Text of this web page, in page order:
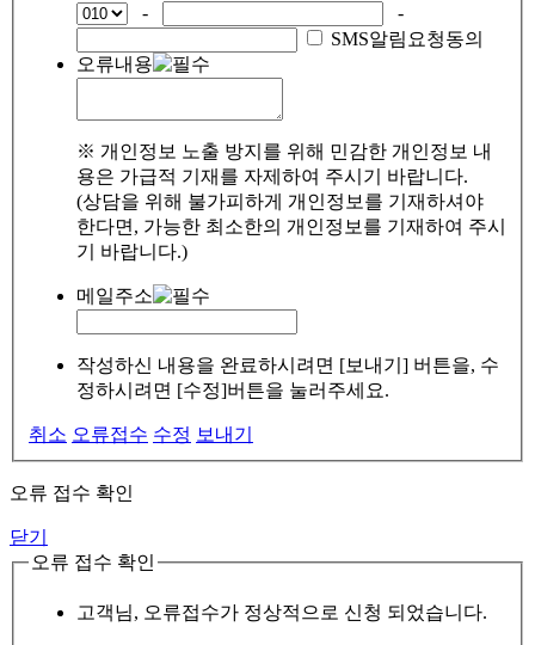
-
-
SMS알림요청동의
오류내용
※ 개인정보 노출 방지를 위해 민감한 개인정보 내
용은 가급적 기재를 자제하여 주시기 바랍니다.
(상담을 위해 불가피하게 개인정보를 기재하셔야
한다면, 가능한 최소한의 개인정보를 기재하여 주시
기 바랍니다.)
메일주소
작성하신 내용을 완료하시려면 [보내기] 버튼을, 수
정하시려면 [수정]버튼을 눌러주세요.
취소 오류접수 수정 보내기
오류 접수 확인
닫기
오류 접수 확인
고객님, 오류접수가 정상적으로 신청 되었습니다.